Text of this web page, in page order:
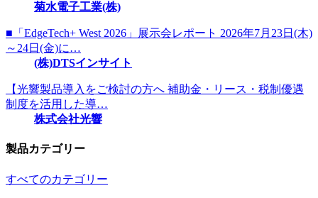
菊水電子工業(株)
■「EdgeTech+ West 2026」展示会レポート 2026年7月23日(木)
～24日(金)に…
(株)DTSインサイト
【光響製品導入をご検討の方へ 補助金・リース・税制優遇
制度を活用した導…
株式会社光響
製品カテゴリー
すべてのカテゴリー